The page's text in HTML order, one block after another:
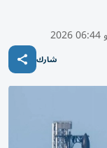
شارك